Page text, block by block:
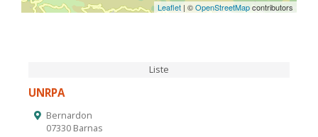
Leaflet | ©OpenStreetMapcontributors
Liste
UNRPA
Bernardon
07330 Barnas